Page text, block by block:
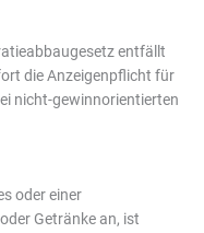
entfällt
die Anzeigenpflicht für
nicht-gewinnorientierten
oder einer
Getränke an, ist